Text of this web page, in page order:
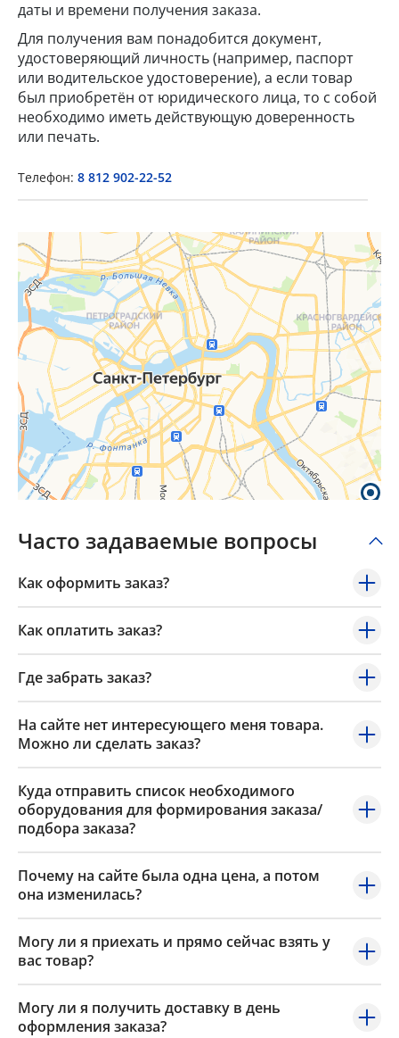
даты и времени получения заказа.
Для получения вам понадобится документ,
удостоверяющий личность (например, паспорт
или водительское удостоверение), а если товар
был приобретён от юридического лица, то с собой
необходимо иметь действующую доверенность
или печать.
Телефон: 8 812 902-22-52
Часто задаваемые вопросы
Как оформить заказ?
Как оплатить заказ?
Где забрать заказ?
На сайте нет интересующего меня товара.
Можно ли сделать заказ?
Куда отправить список необходимого
оборудования для формирования заказа/
подбора заказа?
Почему на сайте была одна цена, а потом
она изменилась?
Могу ли я приехать и прямо сейчас взять у
вас товар?
Могу ли я получить доставку в день
оформления заказа?
Popup Title
Popup Content